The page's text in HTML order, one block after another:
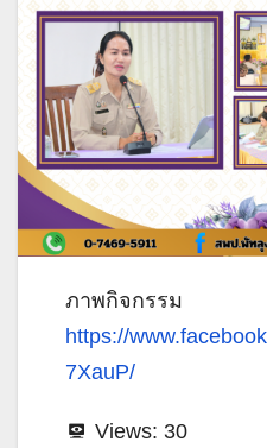
ภาพกิจกรรม
https://
7XauP/
Views: 30